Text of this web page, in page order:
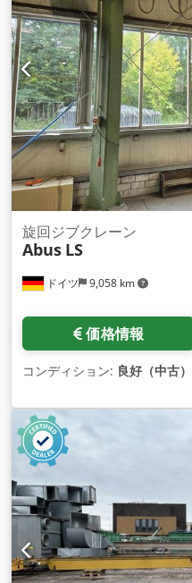
ドイツ 9,058 km
旋回ジブクレーン
Abus LS
価格情報
コンディション: 良好（中古）